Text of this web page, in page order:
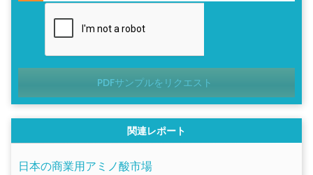
PDFサンプルをリクエスト
関連レポート
日本の商業用アミノ酸市場